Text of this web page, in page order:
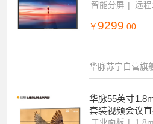
摸)HM-DG75B
智能分屏 远
￥ 9299.00
华脉苏宁自营旗
华脉55英寸
套装视频会议